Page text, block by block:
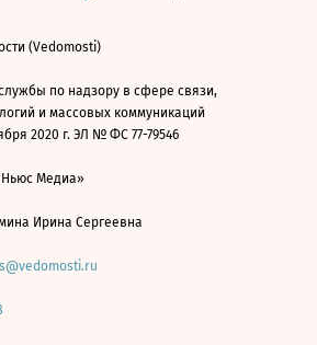
(Vedomosti)
по надзору в сфере связи,
и массовых коммуникаций
2020 г. ЭЛ № ФС 77-79546
Ньюс Медиа»
Ирина Сергеевна